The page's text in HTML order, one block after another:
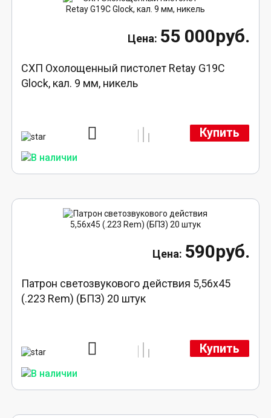
55 000руб.
СХП Охолощенный пистолет Retay G19C
Glock, кал. 9 мм, никель
Купить
590руб.
Патрон светозвукового действия 5,56x45
(.223 Rem) (БПЗ) 20 штук
Купить